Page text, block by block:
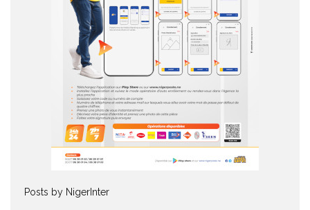
Posts by NigerInter